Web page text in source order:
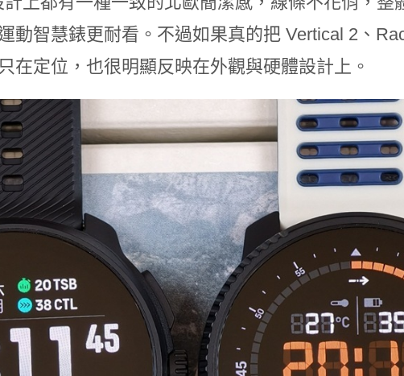
動智慧錶更耐看。不過如果真的把 Vertical 2、
在定位，也很明顯反映在外觀與硬體設計上。